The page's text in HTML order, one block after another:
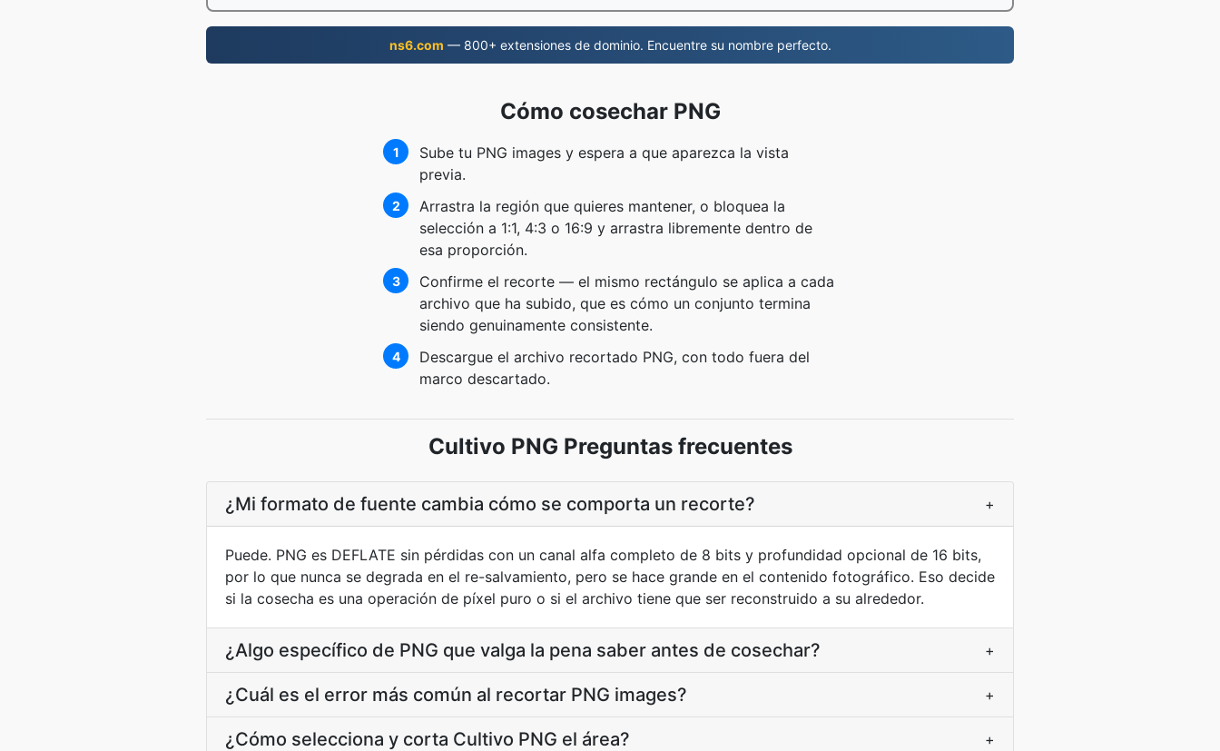
ns6.com — 800+ extensiones de dominio. Encuentre su nombre perfecto.
Cómo cosechar PNG
1
Sube tu PNG images y espera a que aparezca la vista
previa.
2
Arrastra la región que quieres mantener, o bloquea la
selección a 1:1, 4:3 o 16:9 y arrastra libremente dentro de
esa proporción.
3
Confirme el recorte — el mismo rectángulo se aplica a cada
archivo que ha subido, que es cómo un conjunto termina
siendo genuinamente consistente.
4
Descargue el archivo recortado PNG, con todo fuera del
marco descartado.
Cultivo PNG Preguntas frecuentes
¿Mi formato de fuente cambia cómo se comporta un recorte? +
Puede. PNG es DEFLATE sin pérdidas con un canal alfa completo de 8 bits y profundidad opcional de 16 bits,
por lo que nunca se degrada en el re-salvamiento, pero se hace grande en el contenido fotográfico. Eso decide
si la cosecha es una operación de píxel puro o si el archivo tiene que ser reconstruido a su alrededor.
¿Algo específico de PNG que valga la pena saber antes de cosechar? +
¿Cuál es el error más común al recortar PNG images? +
¿Cómo selecciona y corta Cultivo PNG el área? +